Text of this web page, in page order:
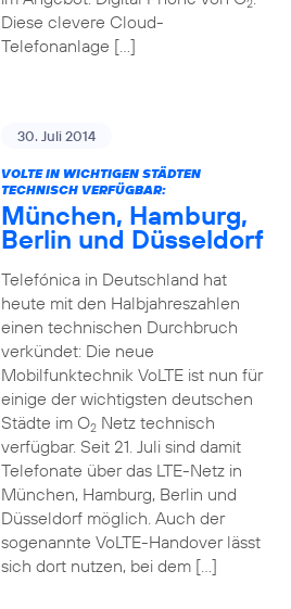
2
Diese clevere Cloud-
Telefonanlage […]
30. Juli 2014
VOLTE IN WICHTIGEN STÄDTEN
TECHNISCH VERFÜGBAR:
München, Hamburg,
Berlin und Düsseldorf
Telefónica in Deutschland hat
heute mit den Halbjahreszahlen
einen technischen Durchbruch
verkündet: Die neue
Mobilfunktechnik VoLTE ist nun für
einige der wichtigsten deutschen
Städte im O2Netz technisch
verfügbar. Seit 21. Juli sind damit
Telefonate über das LTE-Netz in
München, Hamburg, Berlin und
Düsseldorf möglich. Auch der
sogenannte VoLTE-Handover lässt
sich dort nutzen, bei dem […]